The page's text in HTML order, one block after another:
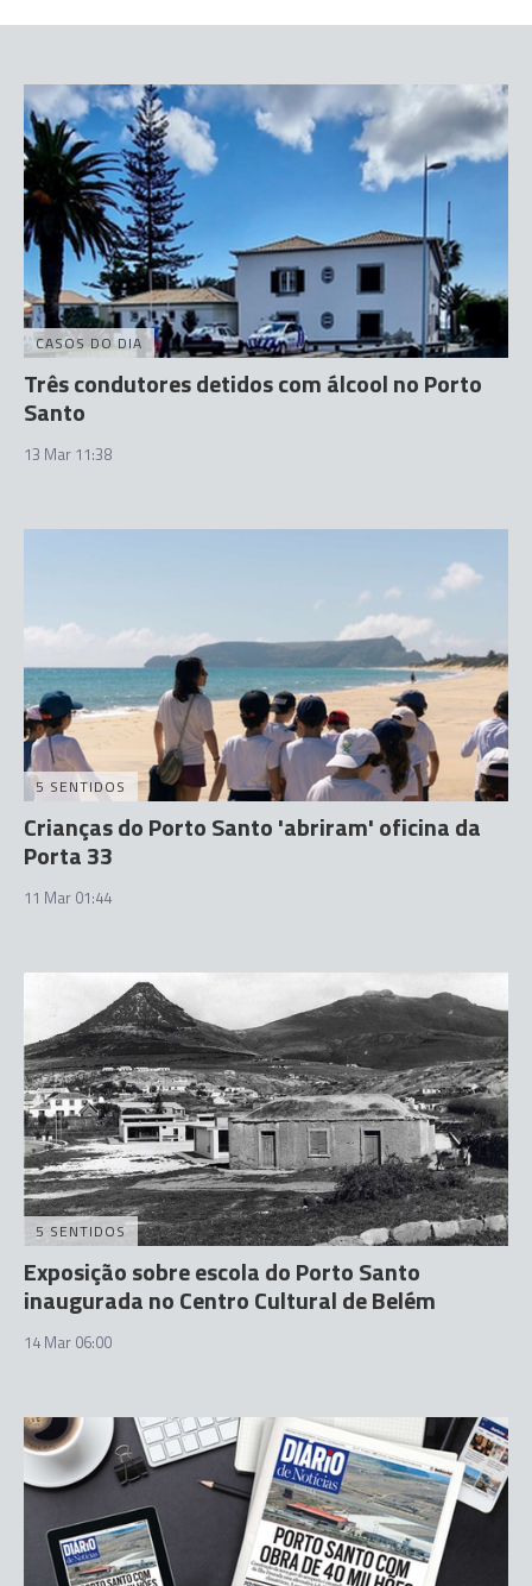
CASOS DO DIA
Três condutores detidos com álcool no Porto
Santo
13 Mar 11:38
5 SENTIDOS
Crianças do Porto Santo 'abriram' oficina da
Porta 33
11 Mar 01:44
5 SENTIDOS
Exposição sobre escola do Porto Santo
inaugurada no Centro Cultural de Belém
14 Mar 06:00